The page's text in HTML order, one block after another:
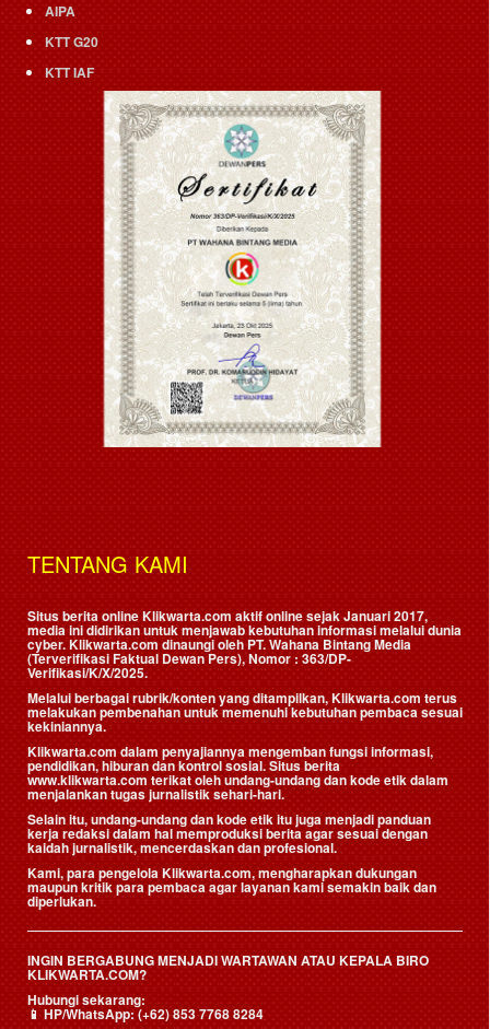
AIPA
KTT G20
KTT IAF
TENTANG KAMI
Situs berita online Klikwarta.com aktif online sejak Januari 2017,
media ini didirikan untuk menjawab kebutuhan informasi melalui dunia
cyber. Klikwarta.com dinaungi oleh PT. Wahana Bintang Media
(Terverifikasi Faktual Dewan Pers), Nomor : 363/DP-
Verifikasi/K/X/2025.
Melalui berbagai rubrik/konten yang ditampilkan, Klikwarta.com terus
melakukan pembenahan untuk memenuhi kebutuhan pembaca sesuai
kekiniannya.
Klikwarta.com dalam penyajiannya mengemban fungsi informasi,
pendidikan, hiburan dan kontrol sosial. Situs berita
www.klikwarta.com terikat oleh undang-undang dan kode etik dalam
menjalankan tugas jurnalistik sehari-hari.
Selain itu, undang-undang dan kode etik itu juga menjadi panduan
kerja redaksi dalam hal memproduksi berita agar sesuai dengan
kaidah jurnalistik, mencerdaskan dan profesional.
Kami, para pengelola Klikwarta.com, mengharapkan dukungan
maupun kritik para pembaca agar layanan kami semakin baik dan
diperlukan.
INGIN BERGABUNG MENJADI WARTAWAN ATAU KEPALA BIRO
KLIKWARTA.COM?
Hubungi sekarang:
📱HP/WhatsApp:(+62) 853 7768 8284